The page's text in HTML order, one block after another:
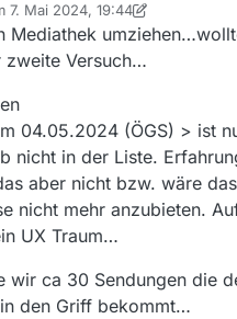
(Samstag, 17:55 Uhr)
Morgen Österreich6
Aktuelltäglich 19:55 Uhr seit
MediaviewWeb sind die
7. Mai 2024, 19:44
von codingPF 5. Juli 2024,
Mediathek
zweite Versuch…
04.05.2024 (ÖGS) > ist
nicht in der Liste.
aber nicht bzw. wäre
nicht mehr anzubieten.
UX Traum…
wir ca 30 Sendungen die
den Griff bekommt…